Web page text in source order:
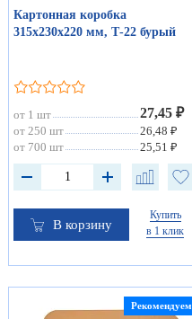
Картонная коробка
315х230х220 мм, Т-22 бурый
от 1 шт 27,45 ₽
от 250 шт
26,48 ₽
от 700 шт
25,51 ₽
В корзину
Купить
в 1 клик
Рекомендуем